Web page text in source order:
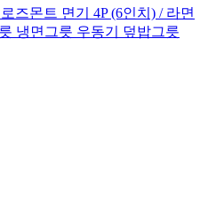
즈몬트 면기 4P (6인치) / 라면
냉면그릇 우동기 덮밥그릇